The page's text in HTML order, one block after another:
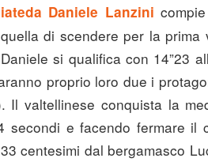
Daniele Lanzini
di scendere per la
si qualifica con 14”23
proprio loro due i
Il valtellinese conquista la
e facendo fermare il
centesimi dal bergamasco